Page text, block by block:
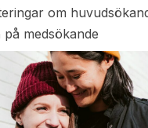
om
medsökande